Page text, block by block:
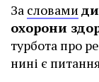
За словами
охорони
турбота про
нині є